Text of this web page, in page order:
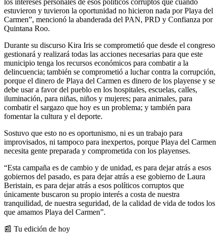
estuvieron y tuvieron la oportunidad no hicieron nada por Playa del
Carmen”, mencionó la abanderada del PAN, PRD y Confianza por
Quintana Roo.
Durante su discurso Kira Iris se comprometió que desde el congreso
gestionará y realizará todas las acciones necesarias para que este
municipio tenga los recursos económicos para combatir a la
delincuencia; también se comprometió a luchar contra la corrupción,
porque el dinero de Playa del Carmen es dinero de los playense y se
debe usar a favor del pueblo en los hospitales, escuelas, calles,
iluminación, para niñas, niños y mujeres; para animales, para
combatir el sargazo que hoy es un problema; y también para
fomentar la cultura y el deporte.
Sostuvo que esto no es oportunismo, ni es un trabajo para
improvisados, ni tampoco para inexpertos, porque Playa del Carmen
necesita gente preparada y comprometida con los playenses.
“Esta campaña es de cambio y de unidad, es para dejar atrás a esos
gobiernos del pasado, es para dejar atrás a ese gobierno de Laura
Beristain, es para dejar atrás a esos políticos corruptos que
únicamente buscaron su propio interés a costa de nuestra
tranquilidad, de nuestra seguridad, de la calidad de vida de todos los
que amamos Playa del Carmen”.
📰 Tu edición de hoy